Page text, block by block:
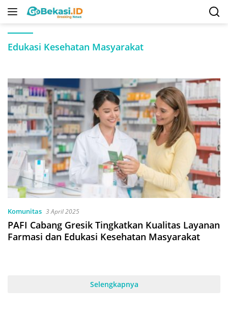
Langsung
Edukasi Kesehatan Masyarakat
Komunitas 3 April 2025
PAFI Cabang Gresik Tingkatkan Kualitas Layanan
Farmasi dan Edukasi Kesehatan Masyarakat
Selengkapnya